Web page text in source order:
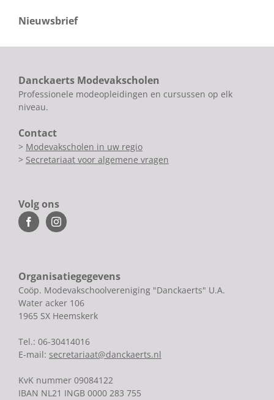
Nieuwsbrief
Danckaerts Modevakscholen
Professionele modeopleidingen en cursussen op elk
niveau.
Contact
> Modevakscholen in uw regio
> Secretariaat voor algemene vragen
Volg ons
Organisatiegegevens
Coöp. Modevakschoolvereniging "Danckaerts" U.A.
Water acker 106
1965 SX Heemskerk
Tel.: 06-30414016
E-mail: secretariaat@danckaerts.nl
KvK nummer 09084122
IBAN NL21 INGB 0000 283 755